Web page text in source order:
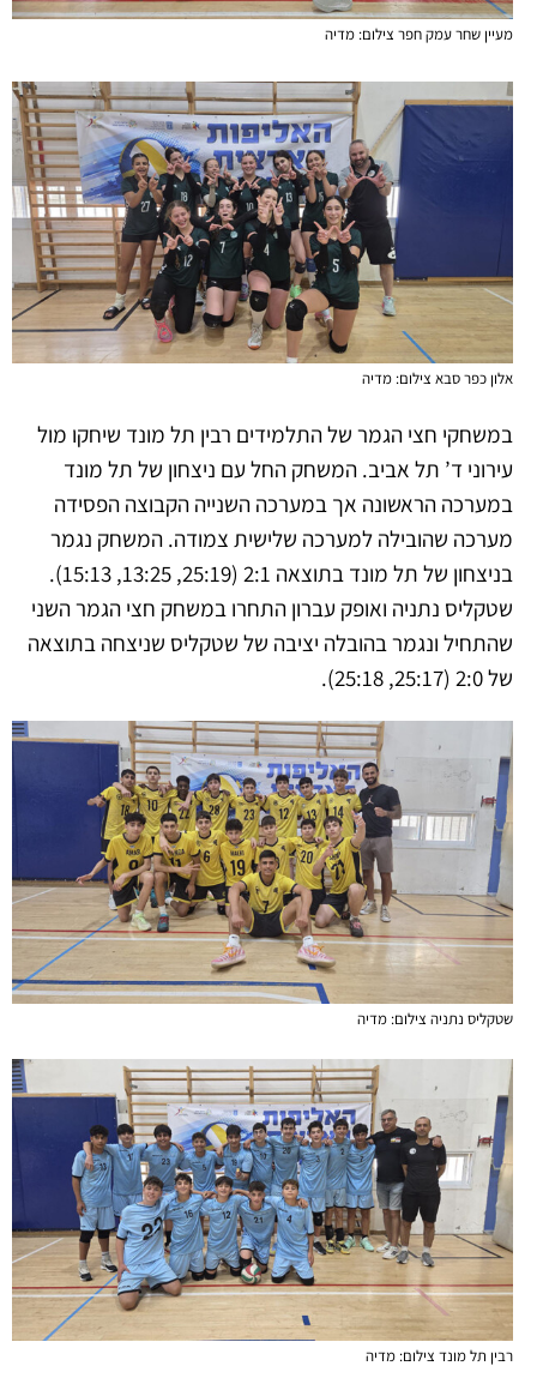
מעיין שחר עמק חפר צילום: מדיה
אלון כפר סבא צילום: מדיה
במשחקי חצי הגמר של התלמידים רבין תל מונד שיחקו מול
עירוני ד’ תל אביב. המשחק החל עם ניצחון של תל מונד
במערכה הראשונה אך במערכה השנייה הקבוצה הפסידה
מערכה שהובילה למערכה שלישית צמודה. המשחק נגמר
בניצחון של תל מונד בתוצאה 2:1 (25:19, 13:25, 15:13).
שטקליס נתניה ואופק עברון התחרו במשחק חצי הגמר השני
שהתחיל ונגמר בהובלה יציבה של שטקליס שניצחה בתוצאה
של 2:0 (25:17, 25:18).
שטקליס נתניה צילום: מדיה
רבין תל מונד צילום: מדיה